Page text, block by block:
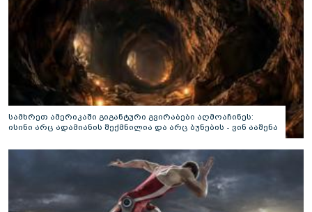
სამხრეთ ამერიკაში გიგანტური გვირაბები აღმოაჩინეს:
ისინი არც ადამიანის შექმნილია და არც ბუნების - ვინ ააშენა